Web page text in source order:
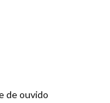
de ouvido